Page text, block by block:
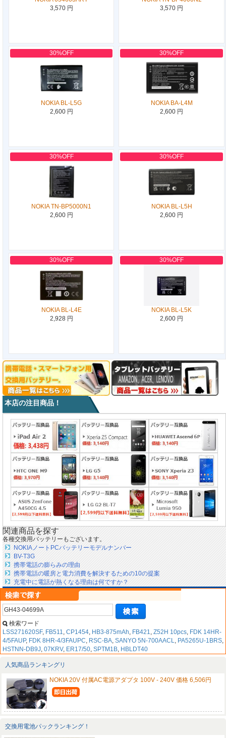
3,570 円
3,570 円
30%OFF
NOKIA BL-L5G
2,600 円
30%OFF
NOKIA BA-L4M
2,600 円
30%OFF
NOKIA TN-BP5000N1
2,600 円
30%OFF
NOKIA BL-L5H
2,600 円
30%OFF
NOKIA BL-L4E
2,928 円
30%OFF
NOKIA BL-L5K
2,600 円
本店の注目商品！
関連商品を探す
各種交換用バッテリーもございます。
NOKIAノートPCバッテリーモデルナンバー
BV-T3G
携帯電話の膨らみの理由
携帯電話の暖房と電力消費を解決するための10の提案
充電中に電話が熱くなる理由は何ですか？
検索ワード
LSS271620SF, FB511 CP1454 HB3-875mAh FB421 Z52H 10pcs FDK 14HR-
4/5FAUP, FDK 8HR-4/3FAUPC RSC-BA SANYO 5N-700AACL PA5265U-1BRS
HSTNN-DB9J 07KRV, ER17/50 SPTM1B HBLDT40
人気商品ランキングリ
NOKIA 20V 付属AC電源アダプタ 100V - 240V 価格 6,506円
交換用電池パックランキング！